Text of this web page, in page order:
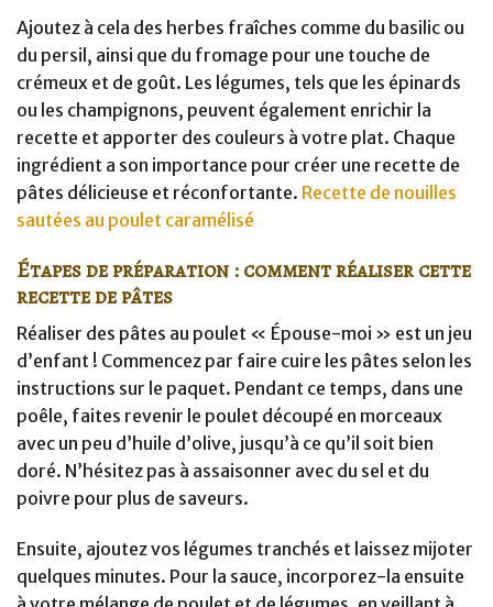
Ajoutez à cela des herbes fraîches comme du basilic ou
du persil, ainsi que du fromage pour une touche de
crémeux et de goût. Les légumes, tels que les épinards
ou les champignons, peuvent également enrichir la
recette et apporter des couleurs à votre plat. Chaque
ingrédient a son importance pour créer une recette de
pâtes délicieuse et réconfortante. Recette de nouilles
sautées au poulet caramélisé
Étapes de préparation : comment réaliser cette
recette de pâtes
Réaliser des pâtes au poulet « Épouse-moi » est un jeu
d’enfant ! Commencez par faire cuire les pâtes selon les
instructions sur le paquet. Pendant ce temps, dans une
poêle, faites revenir le poulet découpé en morceaux
avec un peu d’huile d’olive, jusqu’à ce qu’il soit bien
doré. N’hésitez pas à assaisonner avec du sel et du
poivre pour plus de saveurs.
Ensuite, ajoutez vos légumes tranchés et laissez mijoter
quelques minutes. Pour la sauce, incorporez-la ensuite